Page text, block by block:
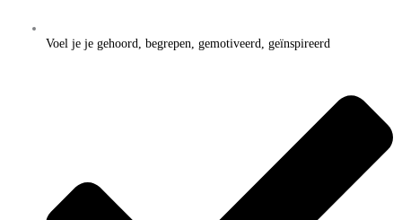
Voel je je gehoord, begrepen, gemotiveerd, geïnspireerd